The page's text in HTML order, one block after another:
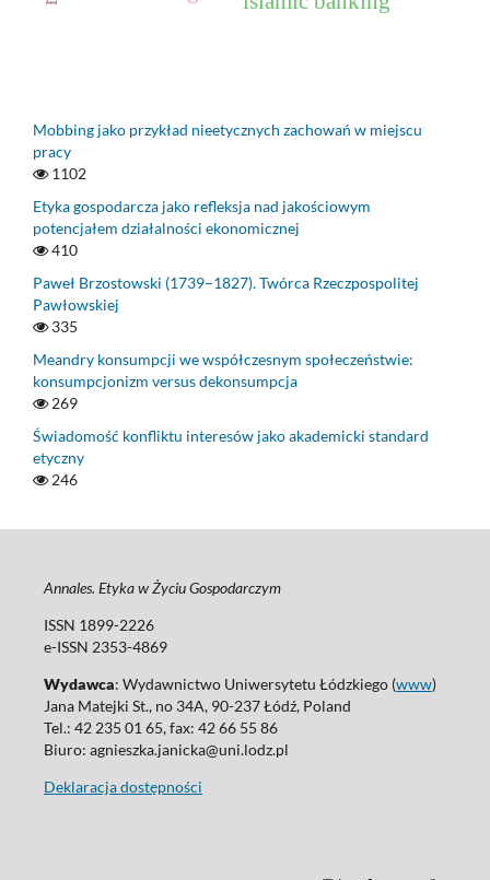
Mobbing jako przykład nieetycznych zachowań w miejscu
pracy
1102
Etyka gospodarcza jako refleksja nad jakościowym
potencjałem działalności ekonomicznej
410
Paweł Brzostowski (1739–1827). Twórca Rzeczpospolitej
Pawłowskiej
335
Meandry konsumpcji we współczesnym społeczeństwie:
konsumpcjonizm versus dekonsumpcja
269
Świadomość konfliktu interesów jako akademicki standard
etyczny
246
Annales. Etyka w Życiu Gospodarczym
ISSN 1899-2226
e-ISSN 2353-4869
Wydawca: Wydawnictwo Uniwersytetu Łódzkiego (www)
Jana Matejki St., no 34A, 90-237 Łódź, Poland
Tel.: 42 235 01 65, fax: 42 66 55 86
Biuro: agnieszka.janicka@uni.lodz.pl
Deklaracja dostępności